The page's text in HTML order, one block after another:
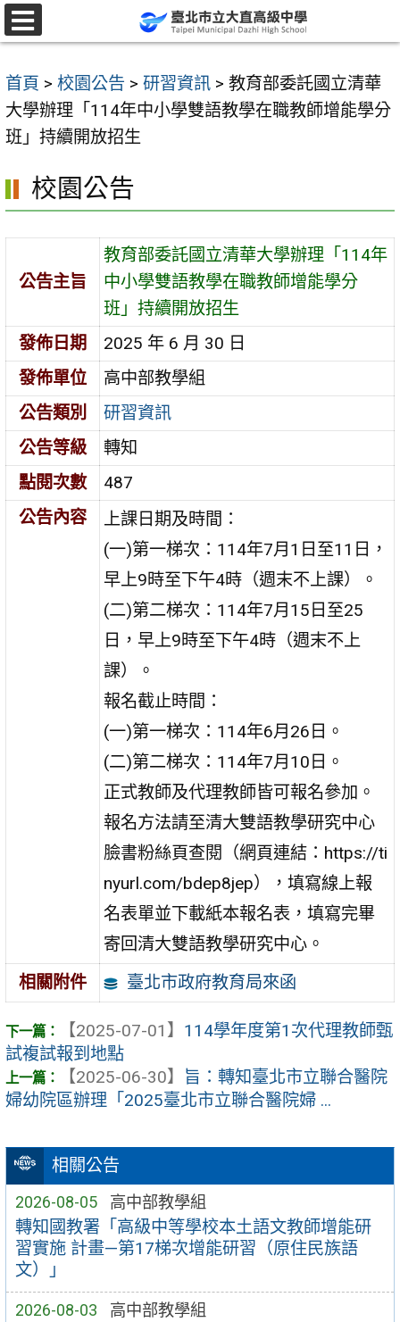
跳
至
要
內
容
首頁 > 校園公告 > 研習資訊 > 教育部委託國立清華
大學辦理「114年中小學雙語教學在職教師增能學分
班」持續開放招生
相關公告
2026-08-05 高中部教學組
轉知國教署「高級中等學校本土語文教師增能研
習實施 計畫—第17梯次增能研習（原住民族語
文）」
2026-08-03 高中部教學組
校園公告
公告主旨
教育部委託國立清華大學辦理「114年
中小學雙語教學在職教師增能學分
班」持續開放招生
發佈日期
2025 年 6 月 30 日
發佈單位
高中部教學組
公告類別
研習資訊
公告等級
轉知
點閱次數
487
公告內容
上課日期及時間：
(一)第一梯次：114年7月1日至11日，
早上9時至下午4時（週末不上課）。
(二)第二梯次：114年7月15日至25
日，早上9時至下午4時（週末不上
課）。
報名截止時間：
(一)第一梯次：114年6月26日。
(二)第二梯次：114年7月10日。
正式教師及代理教師皆可報名參加。
報名方法請至清大雙語教學研究中心
臉書粉絲頁查閱（網頁連結：https://ti
nyurl.com/bdep8jep），填寫線上報
名表單並下載紙本報名表，填寫完畢
寄回清大雙語教學研究中心。
相關附件
臺北市政府教育局來函
【2025-07-01】 114學年度第1次代理教師甄
試複試報到地點
【2025-06-30】 旨：轉知臺北市立聯合醫院
婦幼院區辦理「2025臺北市立聯合醫院婦 ...
選
單